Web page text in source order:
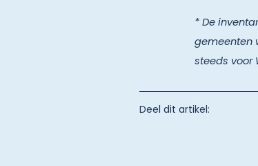
* De
gemeenten
steeds voor
Deel dit artikel: